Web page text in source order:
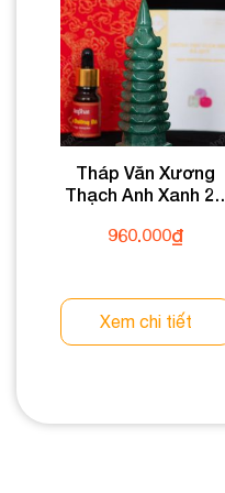
Tháp Văn Xương
Thạch Anh Xanh 2A
0,22
960.000₫
Xem chi tiết